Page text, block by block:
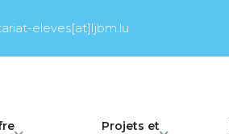
eleves[at]ljbm.lu
Projets et